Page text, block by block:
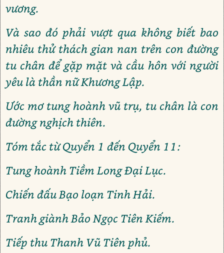
vương.
Và sao đó phải vượt qua không biết bao
nhiêu thử thách gian nan trên con đường
tu chân để gặp mặt và cầu hôn với người
yêu là thần nữ Khương Lập.
Ước mơ tung hoành vũ trụ, tu chân là con
đường nghịch thiên.
Tóm tắc từ Quyển 1 đến Quyển 11:
Tung hoành Tiềm Long Đại Lục.
Chiến đấu Bạo loạn Tinh Hải.
Tranh giành Bảo Ngọc Tiên Kiếm.
Tiếp thu Thanh Vũ Tiên phủ.